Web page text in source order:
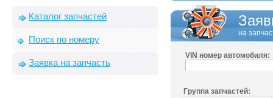
Каталог запчастей
Поиск по номеру
Заявка на запчасть
на
VIN номер автомобиля:
Группа запчастей: